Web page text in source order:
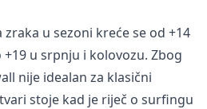
u sezoni kreće se od +14
u srpnju i kolovozu. Zbog
nije idealan za klasični
stoje kad je riječ o surfingu